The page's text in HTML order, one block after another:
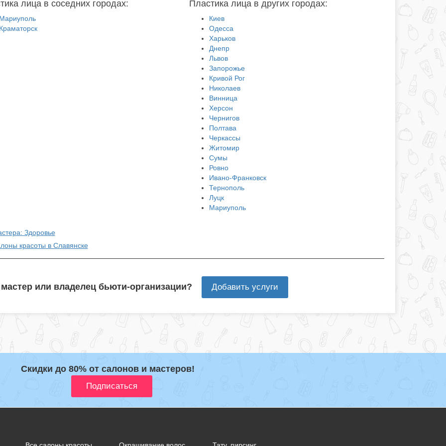
лица в соседних городах: Пластика лица в других городах:
Киев
Одесса
Харьков
Днепр
Львов
Запорожье
Кривой Рог
Николаев
Винница
Херсон
Чернигов
Полтава
Черкассы
Житомир
Сумы
Ровно
Ивано-Франковск
Тернополь
Луцк
Мариуполь
Здоровье
красоты в Славянске
или владелец бьюти-организации? Добавить услуги
Скидки до 80% от салонов и мастеров!